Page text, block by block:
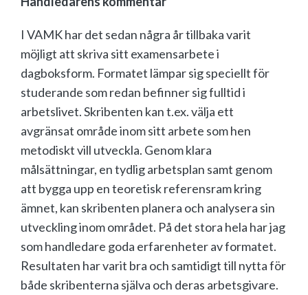
I VAMK har det sedan några år tillbaka varit
möjligt att skriva sitt examensarbete i
dagboksform. Formatet lämpar sig speciellt för
studerande som redan befinner sig fulltid i
arbetslivet. Skribenten kan t.ex. välja ett
avgränsat område inom sitt arbete som hen
metodiskt vill utveckla. Genom klara
målsättningar, en tydlig arbetsplan samt genom
att bygga upp en teoretisk referensram kring
ämnet, kan skribenten planera och analysera sin
utveckling inom området. På det stora hela har jag
som handledare goda erfarenheter av formatet.
Resultaten har varit bra och samtidigt till nytta för
både skribenterna själva och deras arbetsgivare.